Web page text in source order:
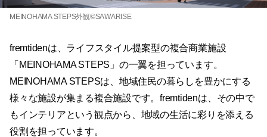
MEINOHAMA STEPS外観©SAWARISE
fremtidenは、ライフスタイル提案型の複合商業施設
「MEINOHAMA STEPS」の一翼を担っています。
MEINOHAMA STEPSは、地域住民の暮らしを豊かにする
様々な施設が集まる複合施設です。fremtidenは、その中で
もインテリアという観点から、地域の生活に彩りを添える
役割を担っています。